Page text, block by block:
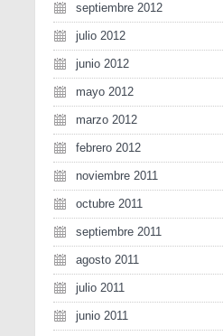
septiembre 2012
julio 2012
junio 2012
mayo 2012
marzo 2012
febrero 2012
noviembre 2011
octubre 2011
septiembre 2011
agosto 2011
julio 2011
junio 2011